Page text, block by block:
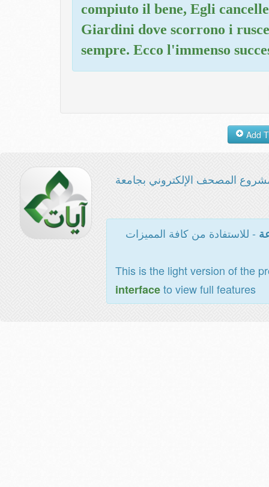
compiuto il bene, Egli
Giardini dove scorrono i
sempre. Ecco l'immenso
المصحف الإلكتروني بجامعة
- للاستفادة من كافة المميزات
This is the light version of the
interfaceto view full features